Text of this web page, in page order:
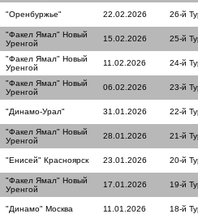
"Оренбуржье" 22.02.2026 26-й
"Факел Ямал" Новый
Уренгой
15.02.2026 25-й
"Факел Ямал" Новый
Уренгой
11.02.2026 24-й
"Факел Ямал" Новый
Уренгой
06.02.2026 23-й
"Динамо-Урал" 31.01.2026 22-й
"Факел Ямал" Новый
Уренгой
28.01.2026 21-й
"Енисей" Красноярск 23.01.2026 20-й
"Факел Ямал" Новый
Уренгой
17.01.2026 19-й
"Динамо" Москва 11.01.2026 18-й